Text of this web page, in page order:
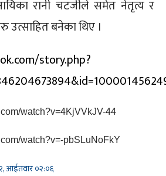
रानी चटर्जीले समेत नेतृत्य र
उत्साहित बनेका थिए ।
story.php?
watch?v=4KjVVkJV-44
watch?v=-pbSLuNoFkY
आईतवार ०२:०६